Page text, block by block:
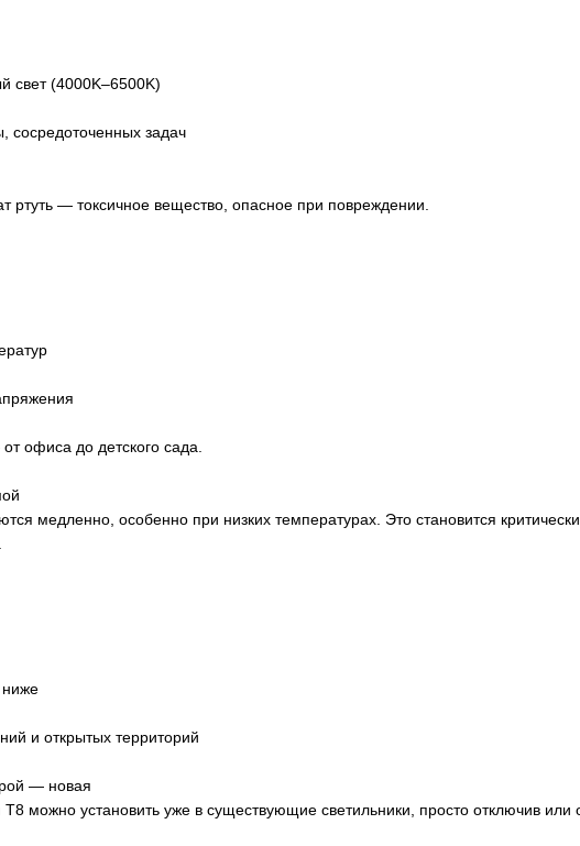
свет (4000K–6500K)
сосредоточенных задач
— токсичное вещество, опасное при повреждении.
офиса до детского сада.
медленно, особенно при низких температурах. Это становится
ниже
и открытых территорий
— новая
можно установить уже в существующие светильники, просто отключив или